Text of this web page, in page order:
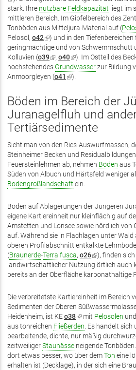
ist
extern)
stark. Ihre nutzbare Feldkapazität liegt im
mittleren Bereich. Im Gipfelbereich des
Tonböden aus Mitteljura-Material auf (
Pelosol, o42(Link
ist
extern)
) und in den Tiefenbereichen
geringmächtige und von Schwemmschutt
Kolluvien (o39(Link
ist
extern)
, o40(Link
ist
extern)
). Im Ostteil des
hochstehendes Grundwasserzur Bildung
Anmoorgleyen (o41 (Link
extern)
).
Böden im Bereich der
Juranagelfluh und
Tertiärsedimente
Sieht man von den Ries-Auswurfmassen,
Steinheimer Becken und
Feuersteinlehmen ab, nehmen Böden aus
Süden von Albuch und Härtsfeld weniger
Bodengroßlandschaft ein.
Böden auf Ablagerungen der Jüngeren
eigene Kartiereinheit nur kleinflächig auf
Amstetten und Lonsee sowie nördlich von
auf. Während sie in Flachlagen unter
oberen Profilabschnitt entkalkte
(Braunerde-Terra fusca, o26(Link
ist
extern)
), finden
landwirtschaftlicher Nutzung örtlich auch
bereits an der Oberfläche karbonathaltige
Die verbreitetste Kartiereinheit im Bereich
Sedimenten der Oberen
Heidenheim, ist KEo38(Link
ist
extern)
mit Pelosolen und
aus tonreichen Fließerden. Es handelt sich
bearbeitende, dichte, nur mäßig
zeitweiligerStaunässe neigende
dort etwas besser, wo über demTon eine
erhalten ist (Decklage), in der sich eine